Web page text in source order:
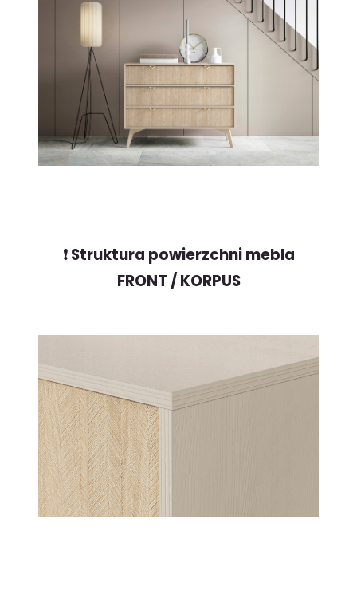
❗️ Struktura powierzchni mebla
FRONT / KORPUS